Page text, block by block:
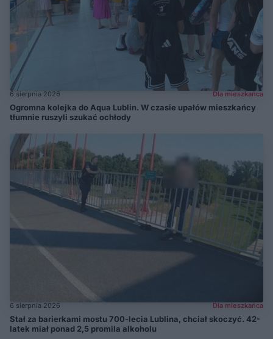
6 sierpnia 2026 Dla mieszkańca
Ogromna kolejka do Aqua Lublin. W czasie upałów mieszkańcy
tłumnie ruszyli szukać ochłody
6 sierpnia 2026 Dla mieszkańca
Stał za barierkami mostu 700-lecia Lublina, chciał skoczyć. 42-
latek miał ponad 2,5 promila alkoholu